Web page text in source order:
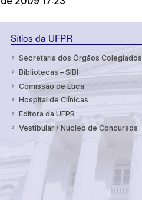
Sítios da UFPR
Secretaria dos Órgãos Colegiados
Bibliotecas – SIBI
Comissão de Ética
Hospital de Clínicas
Editora da UFPR
Vestibular / Núcleo de Concursos